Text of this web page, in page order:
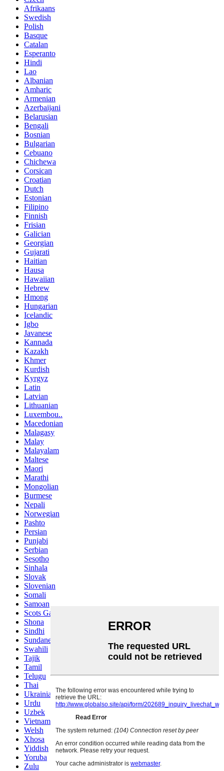
Afrikaans
Swedish
Polish
Basque
Catalan
Esperanto
Hindi
Lao
Albanian
Amharic
Armenian
Azerbaijani
Belarusian
Bengali
Bosnian
Bulgarian
Cebuano
Chichewa
Corsican
Croatian
Dutch
Estonian
Filipino
Finnish
Frisian
Galician
Georgian
Gujarati
Haitian
Hausa
Hawaiian
Hebrew
Hmong
Hungarian
Icelandic
Igbo
Javanese
Kannada
Kazakh
Khmer
Kurdish
Kyrgyz
Latin
Latvian
Lithuanian
Luxembou..
Macedonian
Malagasy
Malay
Malayalam
Maltese
Maori
Marathi
Mongolian
Burmese
Nepali
Norwegian
Pashto
Persian
Punjabi
Serbian
Sesotho
Sinhala
Slovak
Slovenian
Somali
Samoan
Scots Gaelic
Shona
Sindhi
Sundanese
Swahili
Tajik
Tamil
Telugu
Thai
Ukrainian
Urdu
Uzbek
Vietnamese
Welsh
Xhosa
Yiddish
Yoruba
Zulu